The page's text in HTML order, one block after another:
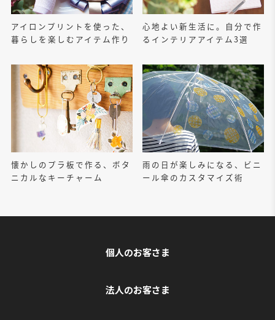
アイロンプリントを使った、
暮らしを楽しむアイテム作り
心地よい新生活に。自分で作
るインテリアアイテム3選
懐かしのプラ板で作る、ボタ
ニカルなキーチャーム
雨の日が楽しみになる、ビニ
ール傘のカスタマイズ術
個人のお客さま
法人のお客さま